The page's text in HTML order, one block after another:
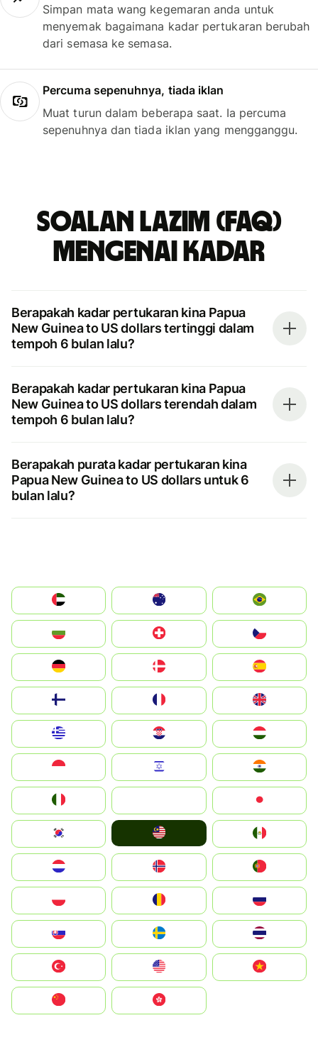
Simpan mata wang kegemaran anda untuk
menyemak bagaimana kadar pertukaran berubah
dari semasa ke semasa.
Percuma sepenuhnya, tiada iklan
Muat turun dalam beberapa saat. Ia percuma
sepenuhnya dan tiada iklan yang mengganggu.
Soalan Lazim (FAQ)
mengenai kadar
Berapakah kadar pertukaran kina Papua
New Guinea to US dollars tertinggi dalam
tempoh 6 bulan lalu?
Berapakah kadar pertukaran kina Papua
New Guinea to US dollars terendah dalam
tempoh 6 bulan lalu?
Berapakah purata kadar pertukaran kina
Papua New Guinea to US dollars untuk 6
bulan lalu?
الإمارات العربية المتحدة
Switzerland
Deutschland
United Kingdom
Magyarország
South Korea
United States
中國香港特別行政區